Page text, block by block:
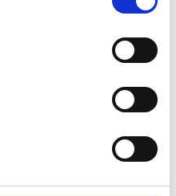
sovellustilisi
pian ja